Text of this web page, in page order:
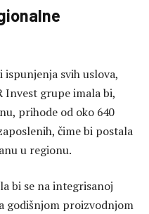
svih uslova,
Invest grupe imala bi,
prihode od oko 640
čime bi postala
u regionu.
bi se na integrisanoj
godišnjom proizvodnjom